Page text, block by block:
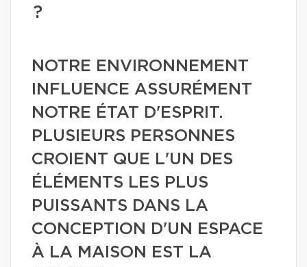
?
NOTRE ENVIRONNEMENT
INFLUENCE ASSURÉMENT
NOTRE ÉTAT D'ESPRIT.
PLUSIEURS PERSONNES
CROIENT QUE L'UN DES
ÉLÉMENTS LES PLUS
PUISSANTS DANS LA
CONCEPTION D'UN ESPACE
À LA MAISON EST LA